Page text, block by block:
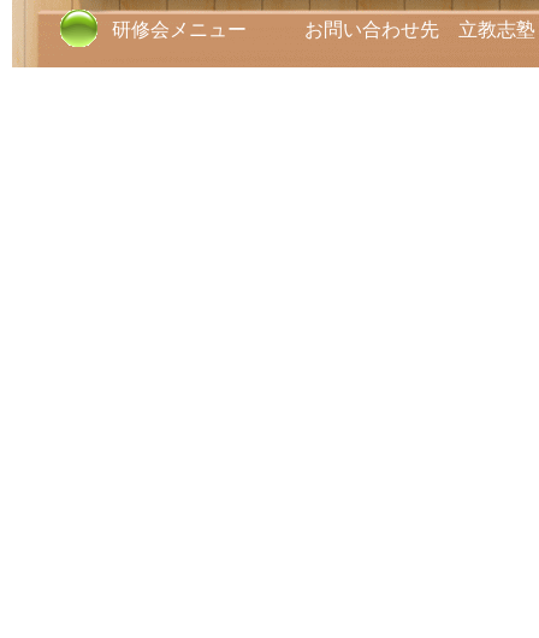
研修会メニュー お問い合わせ先 立教志